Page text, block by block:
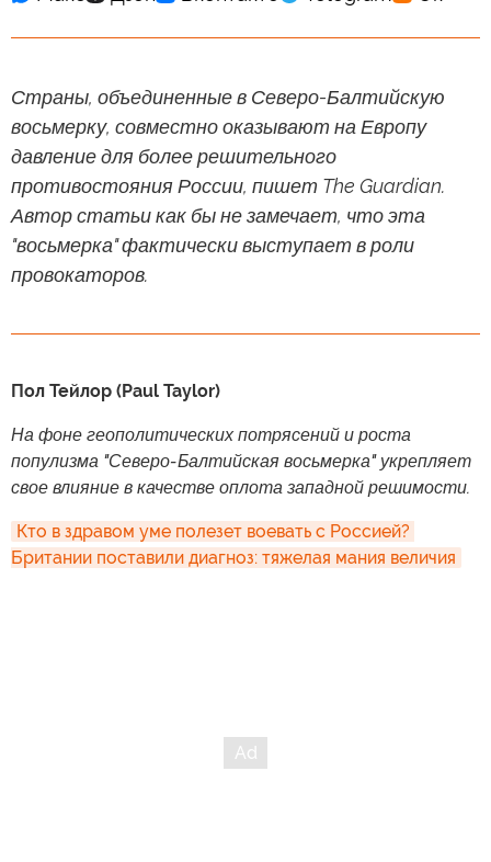
Страны, объединенные в Северо-Балтийскую
восьмерку, совместно оказывают на Европу
давление для более решительного
противостояния России, пишет The Guardian.
Автор статьи как бы не замечает, что эта
"восьмерка" фактически выступает в роли
провокаторов.
Пол Тейлор (Paul Taylor)
На фоне геополитических потрясений и роста
популизма "Северо-Балтийская восьмерка" укрепляет
свое влияние в качестве оплота западной решимости.
Кто в здравом уме полезет воевать с Россией?
Британии поставили диагноз: тяжелая мания величия